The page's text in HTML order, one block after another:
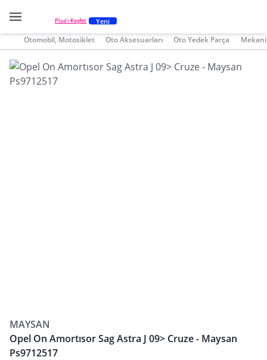
Plus'ı Keşfet Yeni
Otomobil, Motosiklet Oto Aksesuarları Oto Yedek Parça
MAYSAN
Opel On Amortısor Sag Astra J 09> Cruze - Maysan
Ps9712517